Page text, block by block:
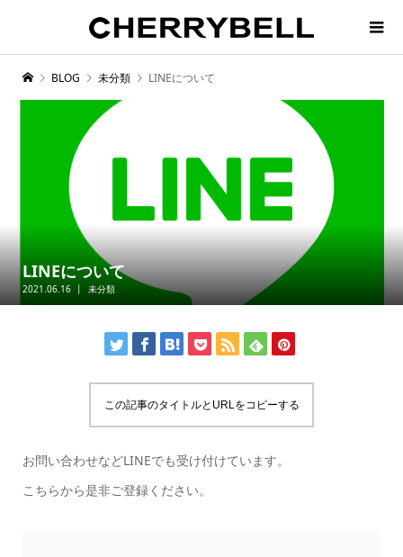
BLOG 未分類 LINEについて
LINEについて
2021.06.16 未分類
この記事のタイトルとURLをコピーする
お問い合わせなどLINEでも受け付けています。
こちらから是非ご登録ください。